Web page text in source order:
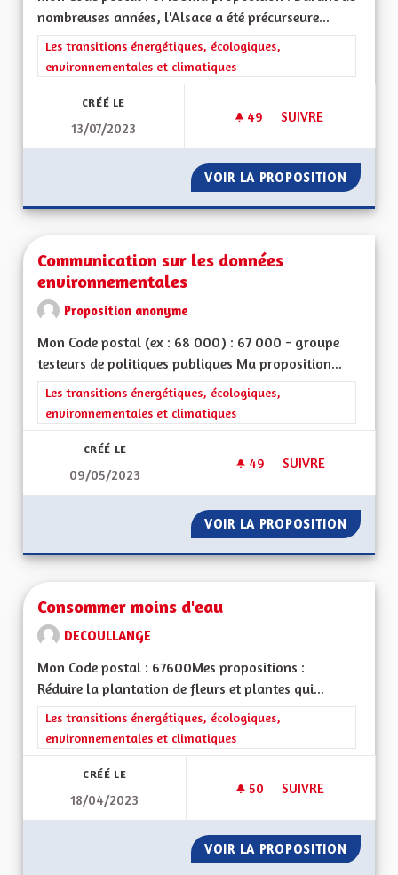
nombreuses années, l'Alsace a été précurseure...
Filtrer les résultats de la catégorie : Les transitions
Les transitions énergétiques, écologiques,
environnementales et climatiques
CRÉÉ LE
13/07/2023
49 49 ABONNÉS
SUIVRE
VOIR LA PROPOSITION
Communication sur les données
environnementales
Proposition anonyme
Mon Code postal (ex : 68 000) : 67 000 - groupe
testeurs de politiques publiques Ma proposition...
Filtrer les résultats de la catégorie : Les transitions
Les transitions énergétiques, écologiques,
environnementales et climatiques
CRÉÉ LE
09/05/2023
49 49 ABONNÉS
SUIVRE
VOIR LA PROPOSITION
Consommer moins d'eau
DECOULLANGE
Mon Code postal : 67600Mes propositions :
Réduire la plantation de fleurs et plantes qui...
Filtrer les résultats de la catégorie : Les transitions
Les transitions énergétiques, écologiques,
environnementales et climatiques
CRÉÉ LE
18/04/2023
50 50 ABONNÉS
SUIVRE
VOIR LA PROPOSITION